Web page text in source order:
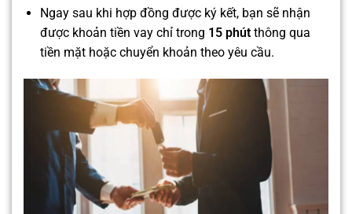
Ngay sau khi hợp đồng được ký kết, bạn sẽ nhận
được khoản tiền vay chỉ trong 15 phútthông qua
tiền mặt hoặc chuyển khoản theo yêu cầu.